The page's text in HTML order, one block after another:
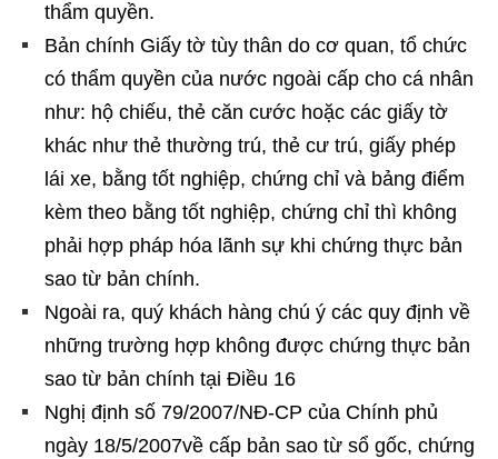
thẩm quyền.
Bản chính Giấy tờ tùy thân do cơ quan, tổ chức
có thẩm quyền của nước ngoài cấp cho cá nhân
như: hộ chiếu, thẻ căn cước hoặc các giấy tờ
khác như thẻ thường trú, thẻ cư trú, giấy phép
lái xe, bằng tốt nghiệp, chứng chỉ và bảng điểm
kèm theo bằng tốt nghiệp, chứng chỉ thì không
phải hợp pháp hóa lãnh sự khi chứng thực bản
sao từ bản chính.
Ngoài ra, quý khách hàng chú ý các quy định về
những trường hợp không được chứng thực bản
sao từ bản chính tại Điều 16
Nghị định số 79/2007/NĐ-CP của Chính phủ
ngày 18/5/2007về cấp bản sao từ sổ gốc, chứng